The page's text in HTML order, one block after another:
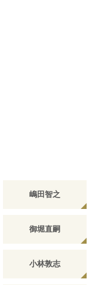
嶋田智之
御堀直嗣
小林敦志